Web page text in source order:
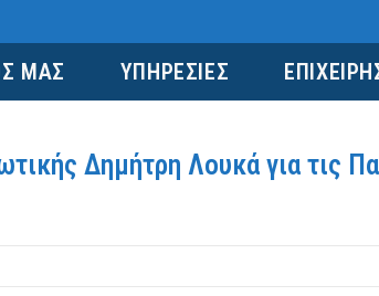
ΜΑΣ ΥΠΗΡΕΣΙΕΣ
Δημήτρη Λουκά για τις